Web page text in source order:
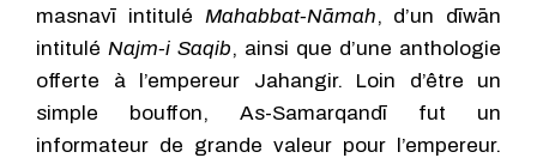
masnavī intitulé Mahabbat-Nāmah, d’un dīwān
intitulé Najm-i Saqib, ainsi que d’une anthologie
offerte à l’empereur Jahangir. Loin d’être un
simple bouffon, As-Samarqandī fut un
informateur de grande valeur pour l’empereur.